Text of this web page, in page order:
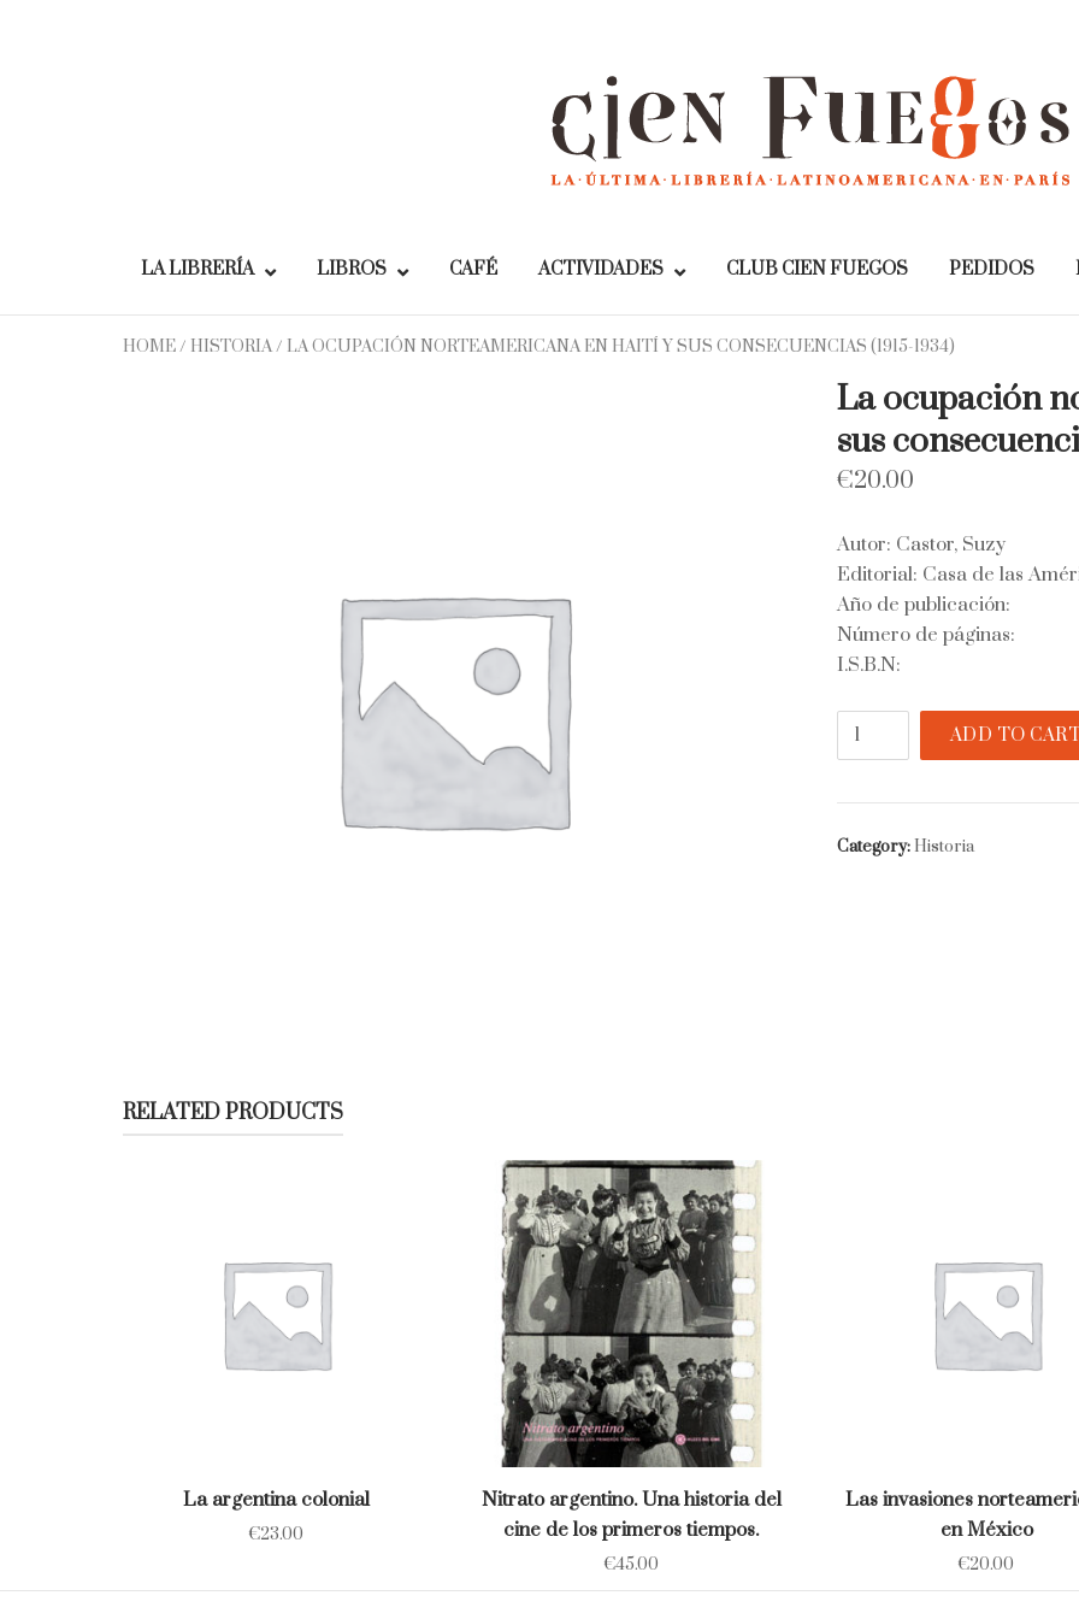
LA LIBRERÍA LIBROS CAFÉ ACTIVIDADES CLUB CIEN FUEGOS PEDIDOS
HOME/ HISTORIA/ LA OCUPACIÓN NORTEAMERICANA EN HAITÍ Y SUS CONSECUENCIAS (1915-1934)
La ocupación
sus
€20.00
Autor: Castor, Suzy
Editorial: Casa de las
Año de publicación:
Número de páginas:
I.S.B.N:
en
Haití
ADD TO
Category:Historia
RELATED PRODUCTS
La argentina colonial
€23.00
Nitrato argentino. Una historia del
cine de los primeros tiempos.
€45.00
Las invasiones
en México
€20.00